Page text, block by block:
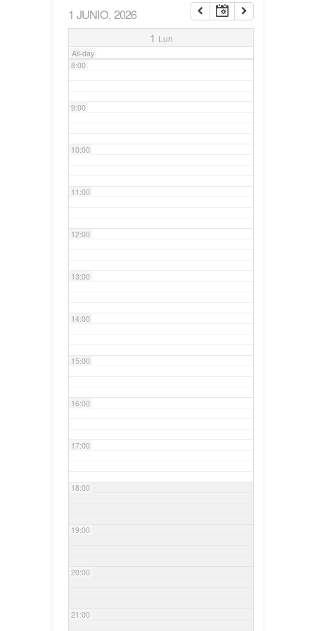
1 JUNIO, 2026
1 Lun
All-day
7:00
8:00
9:00
10:00
11:00
12:00
13:00
14:00
15:00
16:00
17:00
18:00
19:00
20:00
21:00